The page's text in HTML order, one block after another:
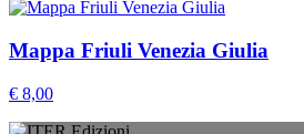
Mappa Friuli Venezia Giulia
€ 8,00